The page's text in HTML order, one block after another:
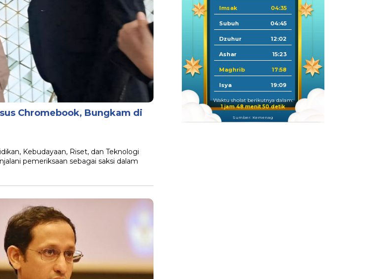
Chromebook, Bungkam di
Kebudayaan, Riset, dan Teknologi
pemeriksaan sebagai saksi dalam
Imsak 04:35
Subuh 04:45
Dzuhur 12:02
Ashar 15:23
Maghrib 17:58
Isya 19:09
Waktu sholat berikutnya dalam:
1 jam 48 menit 48 detik
Sumber: Kemenag